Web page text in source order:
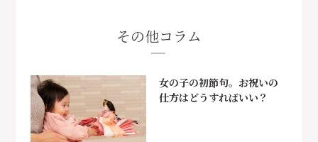
その他コラム
女の子の初節句。お祝いの
仕方はどうすればいい？